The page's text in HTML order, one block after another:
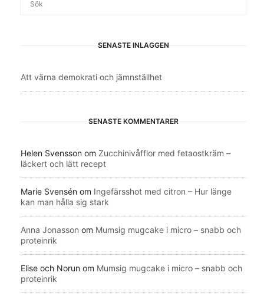
SENASTE INLÄGGEN
Att värna demokrati och jämnställhet
SENASTE KOMMENTARER
Helen Svensson om Zucchinivåfflor med fetaostkräm –
läckert och lätt recept
Marie Svensén om Ingefärsshot med citron – Hur länge
kan man hålla sig stark
Anna Jonasson om Mumsig mugcake i micro – snabb och
proteinrik
Elise och Norun om Mumsig mugcake i micro – snabb och
proteinrik